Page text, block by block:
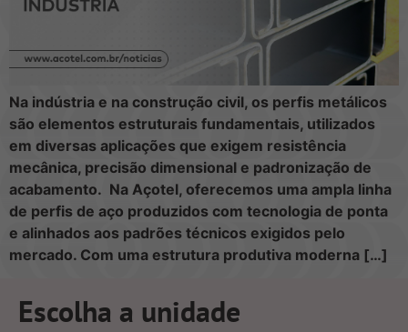
Na indústria e na construção civil, os perfis metálicos
são elementos estruturais fundamentais, utilizados
em diversas aplicações que exigem resistência
mecânica, precisão dimensional e padronização de
acabamento. Na Açotel, oferecemos uma ampla linha
de perfis de aço produzidos com tecnologia de ponta
e alinhados aos padrões técnicos exigidos pelo
mercado. Com uma estrutura produtiva moderna […]
Escolha a unidade